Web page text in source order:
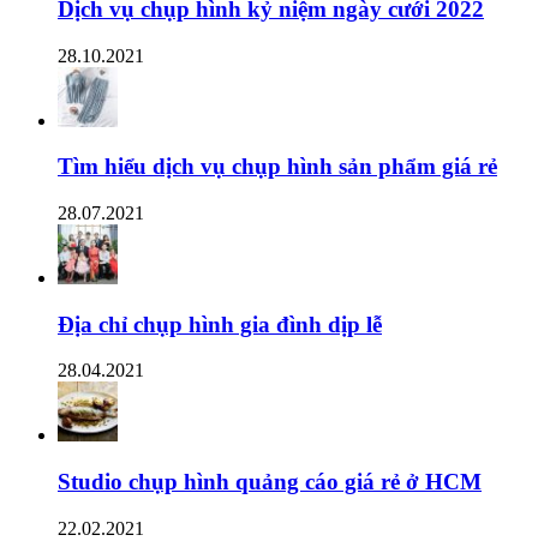
Dịch vụ chụp hình kỷ niệm ngày cưới 2022
28.10.2021
Tìm hiểu dịch vụ chụp hình sản phẩm giá rẻ
28.07.2021
Địa chỉ chụp hình gia đình dịp lễ
28.04.2021
Studio chụp hình quảng cáo giá rẻ ở HCM
22.02.2021